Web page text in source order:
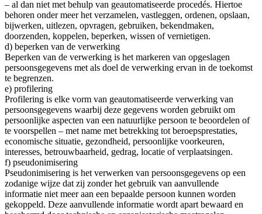
– al dan niet met behulp van geautomatiseerde procedés. Hiertoe
behoren onder meer het verzamelen, vastleggen, ordenen, opslaan,
bijwerken, uitlezen, opvragen, gebruiken, bekendmaken,
doorzenden, koppelen, beperken, wissen of vernietigen.
d) beperken van de verwerking
Beperken van de verwerking is het markeren van opgeslagen
persoonsgegevens met als doel de verwerking ervan in de toekomst
te begrenzen.
e) profilering
Profilering is elke vorm van geautomatiseerde verwerking van
persoonsgegevens waarbij deze gegevens worden gebruikt om
persoonlijke aspecten van een natuurlijke persoon te beoordelen of
te voorspellen – met name met betrekking tot beroepsprestaties,
economische situatie, gezondheid, persoonlijke voorkeuren,
interesses, betrouwbaarheid, gedrag, locatie of verplaatsingen.
f) pseudonimisering
Pseudonimisering is het verwerken van persoonsgegevens op een
zodanige wijze dat zij zonder het gebruik van aanvullende
informatie niet meer aan een bepaalde persoon kunnen worden
gekoppeld. Deze aanvullende informatie wordt apart bewaard en